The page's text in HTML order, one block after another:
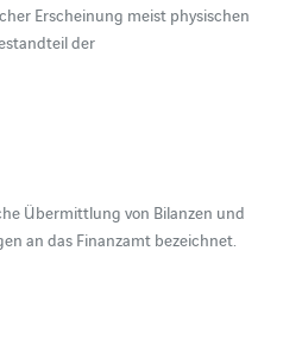
Erscheinung meist physischen
der
Übermittlung von Bilanzen und
an das Finanzamt bezeichnet.